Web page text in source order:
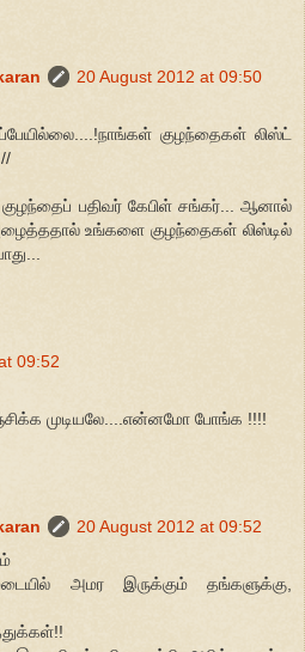
20 August 2012 at 09:50
குழந்தைகள் லிஸ்ட்
குழந்தைப் பதிவர் கேபிள் சங்கர்... ஆனால்
உங்களை குழந்தைகள் லிஸ்டில்
09:52
முடியலே....என்னமோ போங்க !!!!
20 August 2012 at 09:52
அமர இருக்கும் தங்களுக்கு,